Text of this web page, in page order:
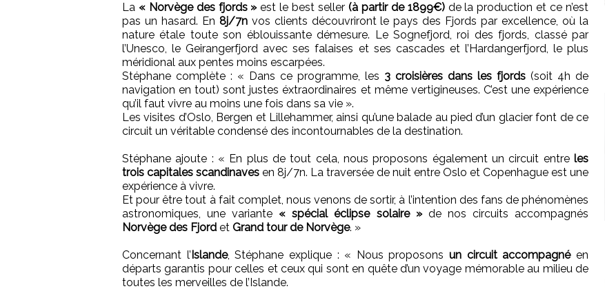
La « Norvège des fjords »est le best seller (à partir de 1899€)de la production et ce n’est
pas un hasard. En 8j/7nvos clients découvriront le pays des Fjords par excellence, où la
nature étale toute son éblouissante démesure. Le Sognefjord, roi des fjords, classé par
l’Unesco, le Geirangerfjord avec ses falaises et ses cascades et l’Hardangerfjord, le plus
méridional aux pentes moins escarpées.
Stéphane complète : « Dans ce programme, les 3 croisières dans les fjords (soit 4h de
navigation en tout) sont justes éxtraordinaires et même vertigineuses. C’est une expérience
qu’il faut vivre au moins une fois dans sa vie ».
Les visites d’Oslo, Bergen et Lillehammer, ainsi qu’une balade au pied d’un glacier font de ce
circuit un véritable condensé des incontournables de la destination.
Stéphane ajoute : « En plus de tout cela, nous proposons également un circuit entre les
trois capitales scandinaves en 8j/7n. La traversée de nuit entre Oslo et Copenhague est une
expérience à vivre.
Et pour être tout à fait complet, nous venons de sortir, à l’intention des fans de phénomènes
astronomiques, une variante « spécial éclipse solaire »de nos circuits accompagnés
Norvège des Fjord et Grand tour de Norvège. »
Concernant l’Islande, Stéphane explique : « Nous proposonsun circuit accompagnéen
départs garantis pour celles et ceux qui sont en quête d’un voyage mémorable au milieu de
toutes les merveilles de l’Islande.